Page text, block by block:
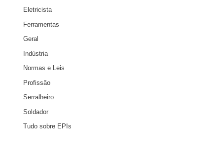
Eletricista
Ferramentas
Geral
Indústria
Normas e Leis
Profissão
Serralheiro
Soldador
Tudo sobre EPIs